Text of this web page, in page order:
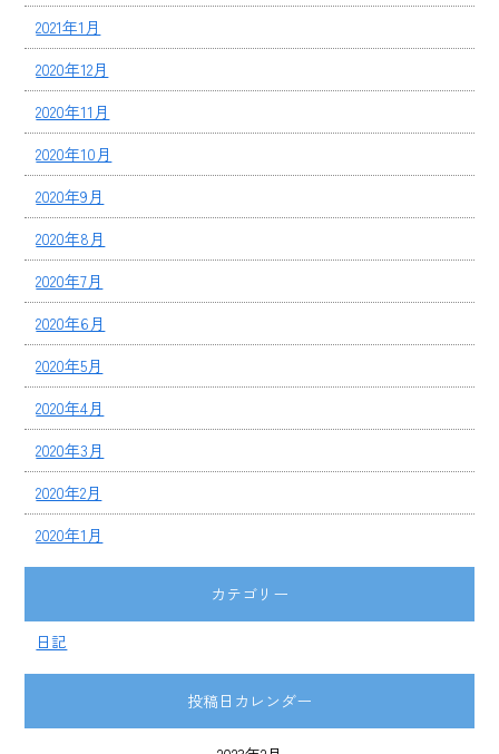
2021年1月
2020年12月
2020年11月
2020年10月
2020年9月
2020年8月
2020年7月
2020年6月
2020年5月
2020年4月
2020年3月
2020年2月
2020年1月
カテゴリー
日記
投稿日カレンダー